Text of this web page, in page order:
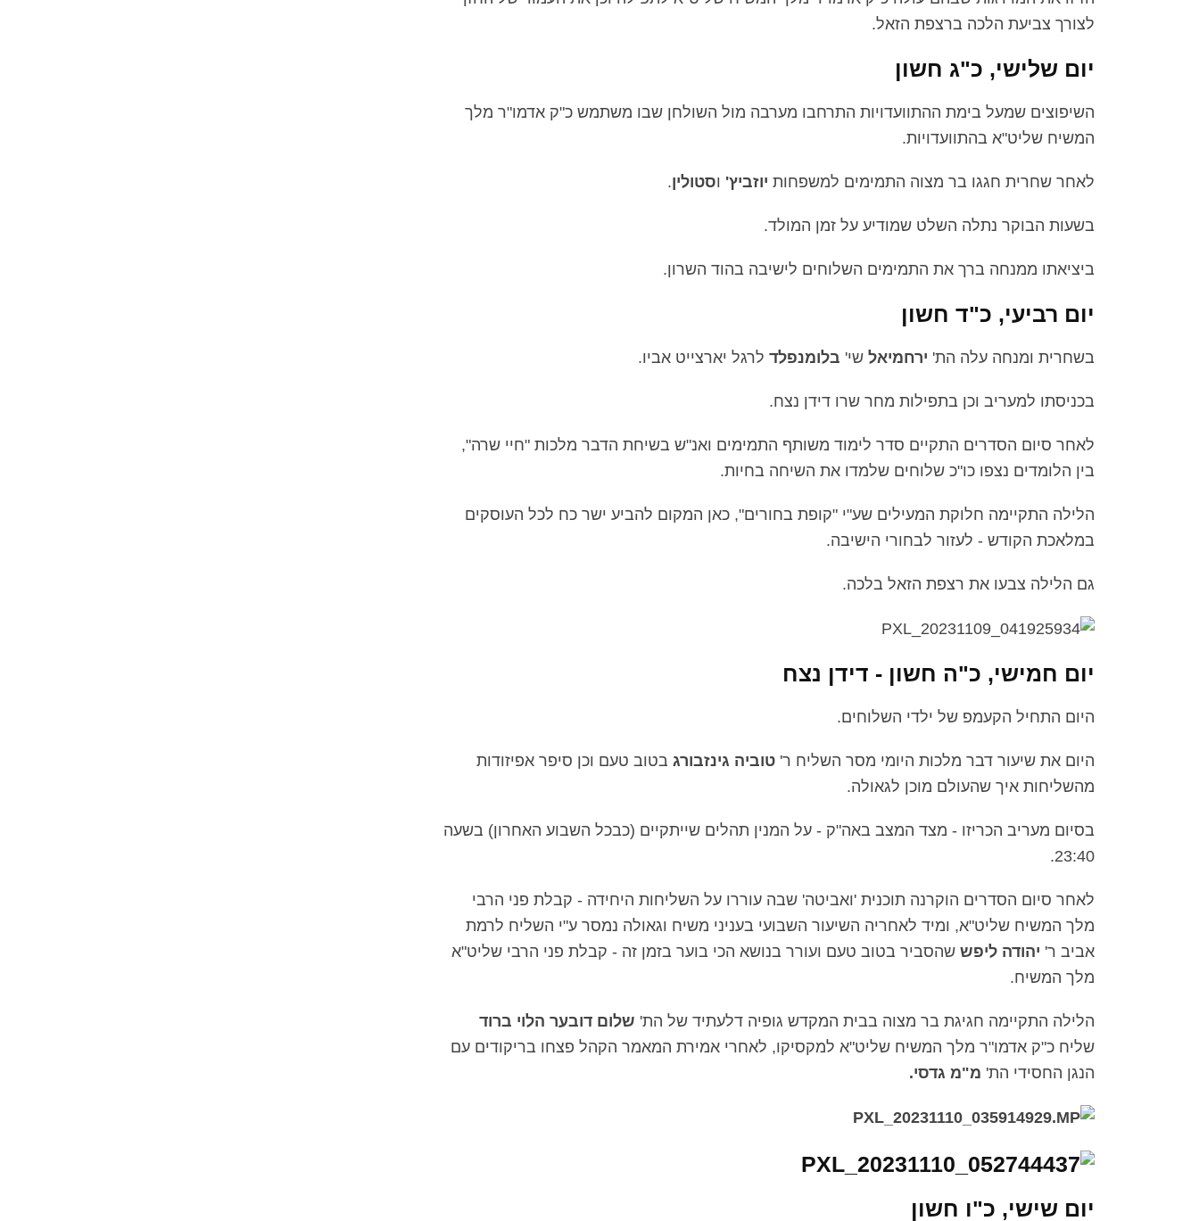
לצורך צביעת הלכה ברצפת הזאל.
יום שלישי, כ"ג חשון
השיפוצים שמעל בימת ההתוועדויות התרחבו מערבה מול השולחן שבו משתמש כ"ק אדמו"ר מלך
המשיח שליט"א בהתוועדויות.
לאחר שחרית חגגו בר מצוה התמימים למשפחות יוזביץ' וסטולין.
בשעות הבוקר נתלה השלט שמודיע על זמן המולד.
ביציאתו ממנחה ברך את התמימים השלוחים לישיבה בהוד השרון.
יום רביעי, כ"ד חשון
בשחרית ומנחה עלה הת' ירחמיאל שי' בלומנפלד לרגל יארצייט אביו.
בכניסתו למעריב וכן בתפילות מחר שרו דידן נצח.
לאחר סיום הסדרים התקיים סדר לימוד משותף התמימים ואנ"ש בשיחת הדבר מלכות "חיי שרה",
בין הלומדים נצפו כו"כ שלוחים שלמדו את השיחה בחיות.
הלילה התקיימה חלוקת המעילים שע"י "קופת בחורים", כאן המקום להביע ישר כח לכל העוסקים
במלאכת הקודש - לעזור לבחורי הישיבה.
גם הלילה צבעו את רצפת הזאל בלכה.
יום חמישי, כ"ה חשון - דידן נצח
היום התחיל הקעמפ של ילדי השלוחים.
היום את שיעור דבר מלכות היומי מסר השליח ר' טוביה גינזבורג בטוב טעם וכן סיפר אפיזודות
מהשליחות איך שהעולם מוכן לגאולה.
בסיום מעריב הכריזו - מצד המצב באה"ק - על המנין תהלים שייתקיים (כבכל השבוע האחרון) בשעה
23:40.
לאחר סיום הסדרים הוקרנה תוכנית 'ואביטה' שבה עוררו על השליחות היחידה - קבלת פני הרבי
מלך המשיח שליט"א, ומיד לאחריה השיעור השבועי בעניני משיח וגאולה נמסר ע"י השליח לרמת
אביב ר' יהודה ליפש שהסביר בטוב טעם ועורר בנושא הכי בוער בזמן זה - קבלת פני הרבי שליט"א
מלך המשיח.
הלילה התקיימה חגיגת בר מצוה בבית המקדש גופיה דלעתיד של הת' שלום דובער הלוי ברוד
שליח כ"ק אדמו"ר מלך המשיח שליט"א למקסיקו, לאחרי אמירת המאמר הקהל פצחו בריקודים עם
הנגן החסידי הת' מ"מ גדסי.
יום שישי, כ"ו חשון